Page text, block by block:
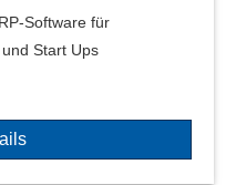
Software für
Start Ups